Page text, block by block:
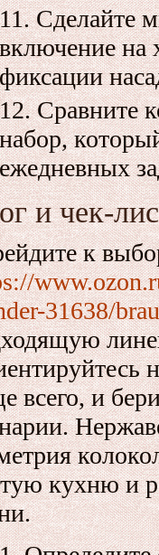
Сделайте
включение на
фиксации
Сравните
набор,
ежедневных
и
к
31638/
всего, и
кухню и